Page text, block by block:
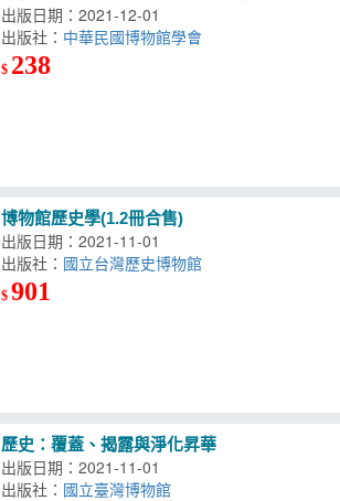
出版日期：2021-12-01
出版社：
$ 238
博物館歷史學(1.2冊合售)
出版日期：2021-11-01
出版社：
$901
歷史：覆蓋、揭露與淨化昇華
出版日期：2021-11-01
出版社：